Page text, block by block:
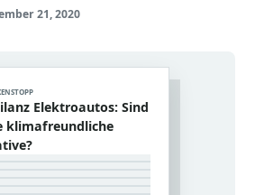
21, 2020
Elektroautos: Sind
klimafreundliche